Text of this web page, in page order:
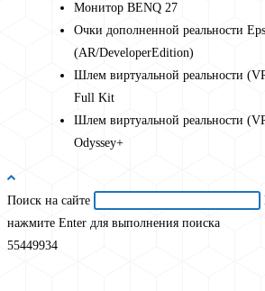
Монитор BENQ 27
Очки дополненной реальности
(AR/DeveloperEdition)
Шлем виртуальной реальности
Full Kit
Шлем виртуальной реальности
Odyssey+
Поиск на сайте
нажмите Enter для выполнения поиска
55449934